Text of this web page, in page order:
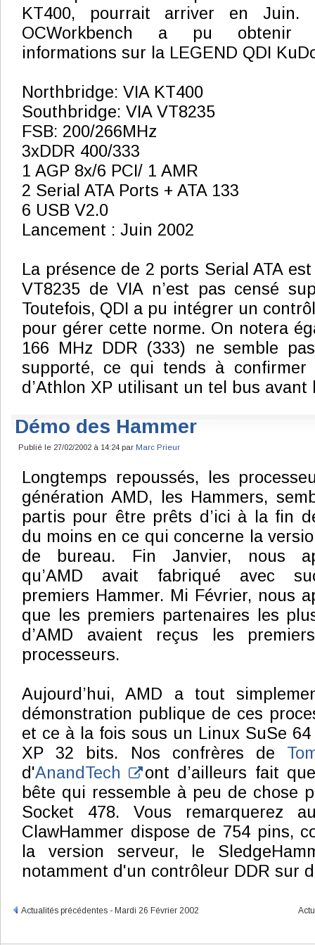
KT400, pourrait arriver en Juin.
OCWorkbench a pu obtenir
informations sur la LEGEND QDI
Northbridge: VIA KT400
Southbridge: VIA VT8235
FSB: 200/266MHz
3xDDR 400/333
1 AGP 8x/6 PCI/ 1 AMR
2 Serial ATA Ports + ATA 133
6 USB V2.0
Lancement : Juin 2002
La présence de 2 ports Serial ATA
VT8235 de VIA n’est pas censé
Toutefois, QDI a pu intégrer un
pour gérer cette norme. On notera
166 MHz DDR (333) ne semble
supporté, ce qui tends à
d’Athlon XP utilisant un tel bus avant
Démo des Hammer
Publié le 27/02/2002 à 14:24 par Marc Prieur
Longtemps repoussés, les
génération AMD, les Hammers,
partis pour être prêts d’ici à la fin
du moins en ce qui concerne la
de bureau. Fin Janvier, nous
qu’AMD avait fabriqué avec
premiers Hammer. Mi Février, nous
que les premiers partenaires les
d’AMD avaient reçus les
processeurs.
Aujourd’hui, AMD a tout
démonstration publique de ces
et ce à la fois sous un Linux SuSe
XP 32 bits. Nos confrères de
d'AnandTech ont d’ailleurs fait
bête qui ressemble à peu de chose
Socket 478. Vous remarquerez
ClawHammer dispose de 754 pins,
la version serveur, le
notamment d'un contrôleur DDR sur
Actualités précédentes - Mardi 26 Février 2002